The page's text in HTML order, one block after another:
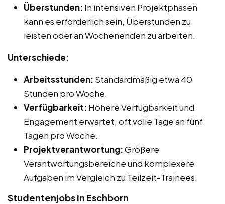
Überstunden: In intensiven Projektphasen
kann es erforderlich sein, Überstunden zu
leisten oder an Wochenenden zu arbeiten.
Unterschiede:
Arbeitsstunden: Standardmäßig etwa 40
Stunden pro Woche.
Verfügbarkeit: Höhere Verfügbarkeit und
Engagement erwartet, oft volle Tage an fünf
Tagen pro Woche.
Projektverantwortung:Größere
Verantwortungsbereiche und komplexere
Aufgaben im Vergleich zu Teilzeit-Trainees.
Studentenjobs in Eschborn